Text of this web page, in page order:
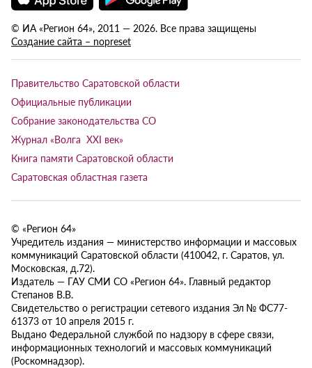
© ИА «Регион 64», 2011 — 2026. Все права защищены
Создание сайта – nopreset
Правительство Саратовской области
Официальные публикации
Собрание законодательства СО
Журнал «Волга XXI век»
Книга памяти Саратовской области
Саратовская областная газета
© «Регион 64»
Учредитель издания — министерство информации и массовых
коммуникаций Саратовской области (410042, г. Саратов, ул.
Московская, д.72).
Издатель — ГАУ СМИ СО «Регион 64». Главный редактор
Степанов В.В.
Свидетельство о регистрации сетевого издания Эл № ФС77-
61373 от 10 апреля 2015 г.
Выдано Федеральной службой по надзору в сфере связи,
информационных технологий и массовых коммуникаций
(Роскомнадзор).